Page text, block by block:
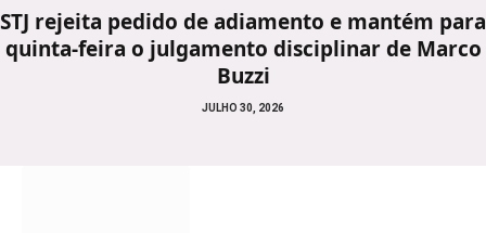
STJ rejeita pedido de adiamento e mantém para
quinta-feira o julgamento disciplinar de Marco
Buzzi
JULHO 30, 2026